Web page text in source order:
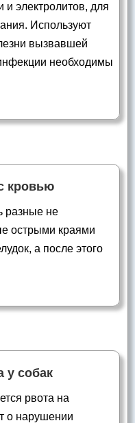
и электролитов, для
Используют
вызвавшей
необходимы
кровью
разные не
острыми краями
а после этого
у собак
рвота на
о нарушении